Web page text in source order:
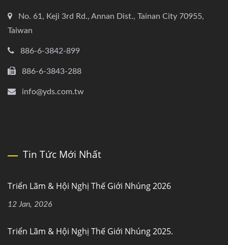
No. 61, Keji 3rd Rd., Annan Dist., Tainan City 70955,
Taiwan
886-6-3842-899
886-6-3843-288
info@yds.com.tw
Tin Tức Mới Nhất
Triển Lãm & Hội Nghị Thế Giới Nhúng 2026
12 Jan, 2026
Triển Lãm & Hội Nghị Thế Giới Nhúng 2025.